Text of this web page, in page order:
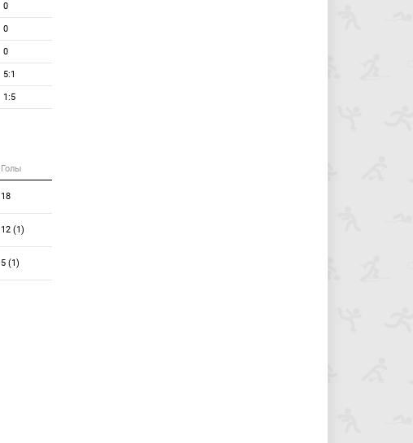
0
0
0
5:1
1:5
Голы
18
12 (1)
5 (1)